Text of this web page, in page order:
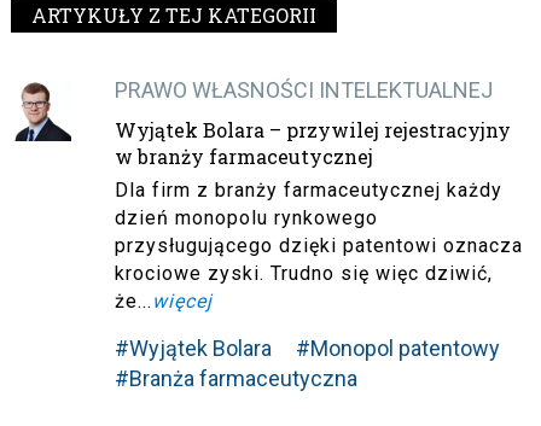
ARTYKUŁY Z TEJ KATEGORII
PRAWO WŁASNOŚCI INTELEKTUALNEJ
Wyjątek Bolara – przywilej rejestracyjny
w branży farmaceutycznej
Dla firm z branży farmaceutycznej każdy
dzień monopolu rynkowego
przysługującego dzięki patentowi oznacza
krociowe zyski. Trudno się więc dziwić,
że... więcej
#Wyjątek Bolara
#Monopol patentowy
#Branża farmaceutyczna